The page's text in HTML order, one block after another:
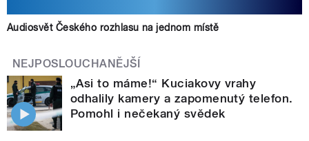
Audiosvět Českého rozhlasu na jednom místě
NEJPOSLOUCHANĚJŠÍ
„Asi to máme!“ Kuciakovy vrahy
odhalily kamery a zapomenutý telefon.
Pomohl i nečekaný svědek